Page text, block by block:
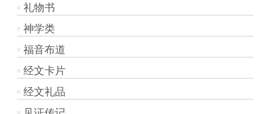
礼物书
神学类
福音布道
经文卡片
经文礼品